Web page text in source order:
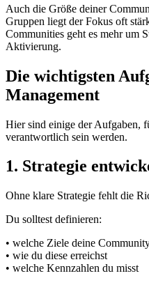
Auch die Größe deiner
Gruppen liegt der Fokus oft
Communities geht es mehr um
Aktivierung.
Die wichtigsten
Management
Hier sind einige der Aufgaben,
verantwortlich sein werden.
1. Strategie
Ohne klare Strategie fehlt die
Du solltest definieren:
• welche Ziele deine
• wie du diese erreichst
• welche Kennzahlen du misst